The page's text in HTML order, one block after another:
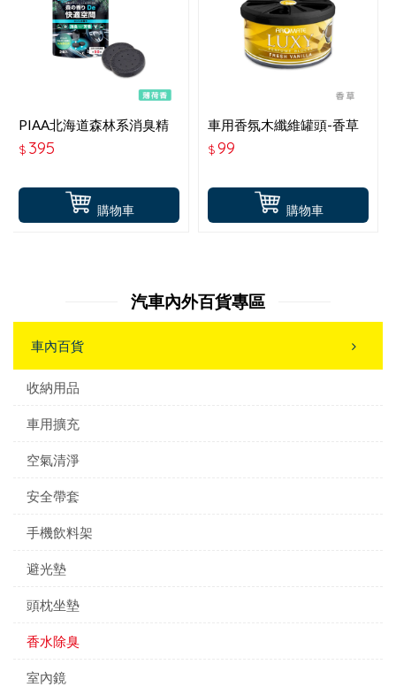
購物車
PIAA北海道森林系消臭精
油 薄荷香 KK-TD2
$ 395
購物車
車用香氛木纖維罐頭-香草
$99
汽車內外百貨專區
車內百貨
收納用品
車用擴充
空氣清淨
安全帶套
手機飲料架
避光墊
頭枕坐墊
香水除臭
室內鏡